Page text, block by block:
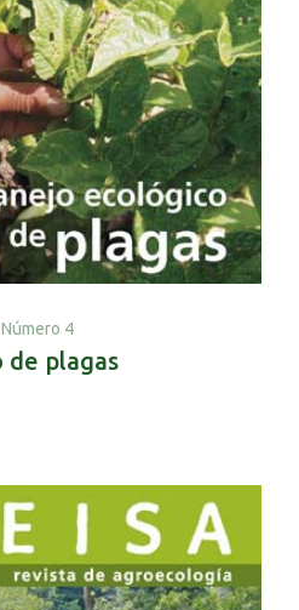
4
de plagas